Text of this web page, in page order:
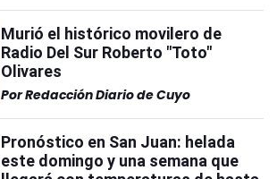
Murió el histórico movilero de
Radio Del Sur Roberto "Toto"
Olivares
PorRedacción Diario de Cuyo
Pronóstico en San Juan: helada
este domingo y una semana que